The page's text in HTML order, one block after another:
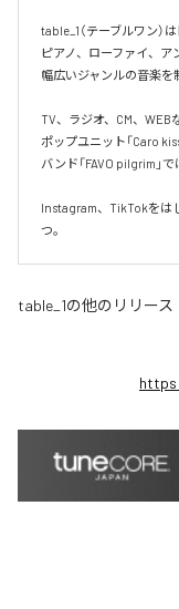
table_1（テーブルワン）
ピアノ、ローファイ、ア
幅広いジャンルの音楽を
TV、ラジオ、CM、WEB
ポップユニット「Caro
バンド「FAVO pilgrim」
Instagram、TikTokをは
つ。
table_1の他のリリース